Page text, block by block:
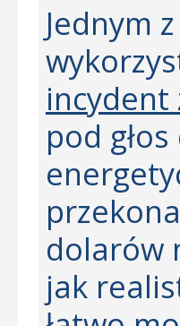
Jednym
incydent
pod
dolarów
jak